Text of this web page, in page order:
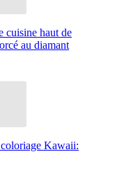
cuisine haut de
au diamant
Kawaii: